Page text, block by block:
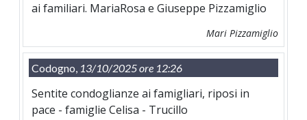
ai familiari. MariaRosa e Giuseppe Pizzamiglio
Mari Pizzamiglio
Codogno, 13/10/2025 ore 12:26
Sentite condoglianze ai famigliari, riposi in
pace - famiglie Celisa - Trucillo